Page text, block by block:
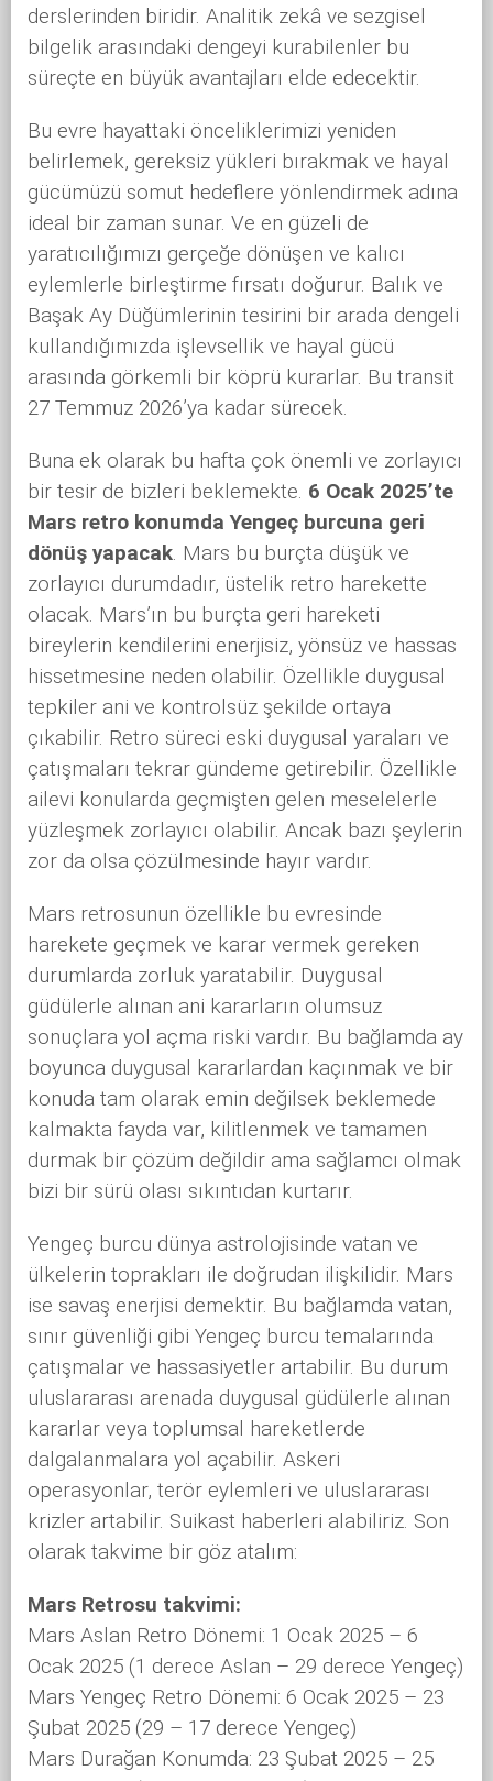
derslerinden biridir. Analitik zekâ ve sezgisel
bilgelik arasındaki dengeyi kurabilenler bu
süreçte en büyük avantajları elde edecektir.
Bu evre hayattaki önceliklerimizi yeniden
belirlemek, gereksiz yükleri bırakmak ve hayal
gücümüzü somut hedeflere yönlendirmek adına
ideal bir zaman sunar. Ve en güzeli de
yaratıcılığımızı gerçeğe dönüşen ve kalıcı
eylemlerle birleştirme fırsatı doğurur. Balık ve
Başak Ay Düğümlerinin tesirini bir arada dengeli
kullandığımızda işlevsellik ve hayal gücü
arasında görkemli bir köprü kurarlar. Bu transit
27 Temmuz 2026’ya kadar sürecek.
Buna ek olarak bu hafta çok önemli ve zorlayıcı
bir tesir de bizleri beklemekte. 6 Ocak 2025’te
Mars retro konumda Yengeç burcuna geri
dönüş yapacak. Mars bu burçta düşük ve
zorlayıcı durumdadır, üstelik retro harekette
olacak. Mars’ın bu burçta geri hareketi
bireylerin kendilerini enerjisiz, yönsüz ve hassas
hissetmesine neden olabilir. Özellikle duygusal
tepkiler ani ve kontrolsüz şekilde ortaya
çıkabilir. Retro süreci eski duygusal yaraları ve
çatışmaları tekrar gündeme getirebilir. Özellikle
ailevi konularda geçmişten gelen meselelerle
yüzleşmek zorlayıcı olabilir. Ancak bazı şeylerin
zor da olsa çözülmesinde hayır vardır.
Mars retrosunun özellikle bu evresinde
harekete geçmek ve karar vermek gereken
durumlarda zorluk yaratabilir. Duygusal
güdülerle alınan ani kararların olumsuz
sonuçlara yol açma riski vardır. Bu bağlamda ay
boyunca duygusal kararlardan kaçınmak ve bir
konuda tam olarak emin değilsek beklemede
kalmakta fayda var, kilitlenmek ve tamamen
durmak bir çözüm değildir ama sağlamcı olmak
bizi bir sürü olası sıkıntıdan kurtarır.
Yengeç burcu dünya astrolojisinde vatan ve
ülkelerin toprakları ile doğrudan ilişkilidir. Mars
ise savaş enerjisi demektir. Bu bağlamda vatan,
sınır güvenliği gibi Yengeç burcu temalarında
çatışmalar ve hassasiyetler artabilir. Bu durum
uluslararası arenada duygusal güdülerle alınan
kararlar veya toplumsal hareketlerde
dalgalanmalara yol açabilir. Askeri
operasyonlar, terör eylemleri ve uluslararası
krizler artabilir. Suikast haberleri alabiliriz. Son
olarak takvime bir göz atalım:
Mars Retrosu takvimi:
Mars Aslan Retro Dönemi: 1 Ocak 2025 – 6
Ocak 2025 (1 derece Aslan – 29 derece Yengeç)
Mars Yengeç Retro Dönemi: 6 Ocak 2025 – 23
Şubat 2025 (29 – 17 derece Yengeç)
Mars Durağan Konumda: 23 Şubat 2025 – 25